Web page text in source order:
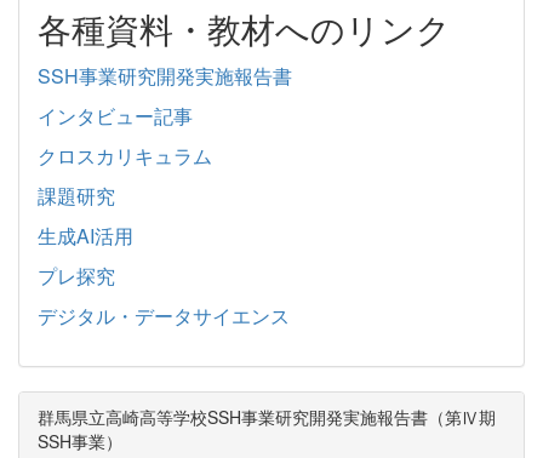
各種資料・教材へのリンク
SSH事業研究開発実施報告書
インタビュー記事
クロスカリキュラム
課題研究
生成AI活用
プレ探究
デジタル・データサイエンス
群馬県立高崎高等学校SSH事業研究開発実施報告書（第Ⅳ期
SSH事業）